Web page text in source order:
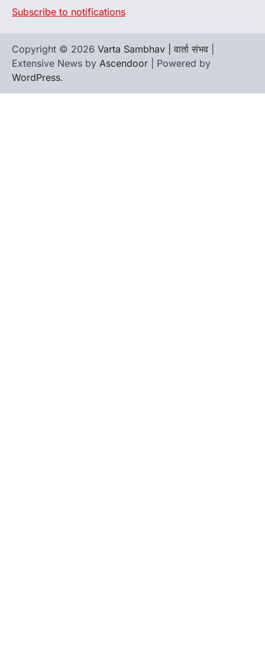
Subscribe to notifications
Copyright © 2026 Varta Sambhav | वार्ता संभव
Extensive News by Ascendoor | Powered by
WordPress.